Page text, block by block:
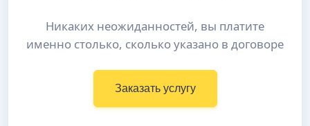
Никаких неожиданностей, вы платите
именно столько, сколько указано в договоре
Заказать услугу